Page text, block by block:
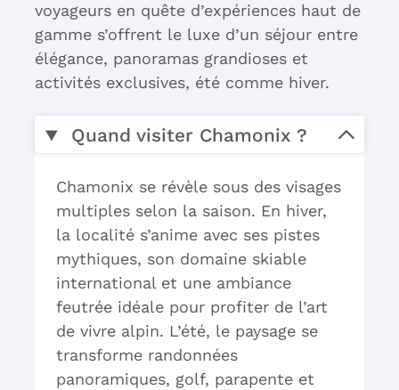
voyageurs en quête d’expériences haut de
gamme s’offrent le luxe d’un séjour entre
élégance, panoramas grandioses et
activités exclusives, été comme hiver.
Quand visiter Chamonix ?
Chamonix se révèle sous des visages
multiples selon la saison. En hiver,
la localité s’anime avec ses pistes
mythiques, son domaine skiable
international et une ambiance
feutrée idéale pour profiter de l’art
de vivre alpin. L’été, le paysage se
transforme randonnées
panoramiques, golf, parapente et